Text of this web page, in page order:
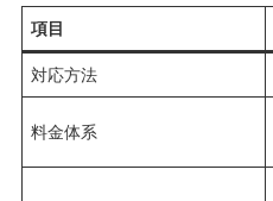
項目
対応方法
料金体系